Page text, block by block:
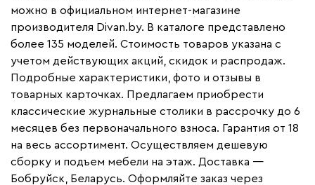
можно в официальном интернет-магазине
производителя Divan.by. В каталоге представлено
более 135 моделей. Стоимость товаров указана с
учетом действующих акций, скидок и распродаж.
Подробные характеристики, фото и отзывы в
товарных карточках. Предлагаем приобрести
классические журнальные столики в рассрочку до 6
месяцев без первоначального взноса. Гарантия от 18
на весь ассортимент. Осуществляем дешевую
сборку и подъем мебели на этаж. Доставка —
Бобруйск, Беларусь. Оформляйте заказ через